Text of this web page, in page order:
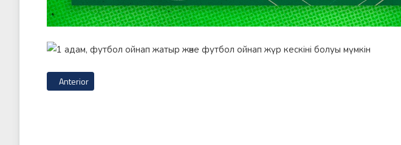
Artículo anterior: El silencio con el que Alexandre Guimaraes lo dijo todo en conferencia de prensa
Anterior